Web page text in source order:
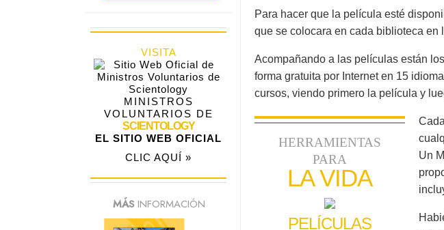
Para hacer que la película esté
que se colocara en cada biblioteca en
Acompañando a las películas están
forma gratuita por Internet en 15
cursos, viendo primero la película y
HERRAMIENTAS
PARA
LA VIDA
PELÍCULAS
Un
VISITA
MINISTROS
VOLUNTARIOS DE
SCIENTOLOGY
EL SITIO WEB OFICIAL
CLIC AQUÍ »
MÁSINFORMACIÓN